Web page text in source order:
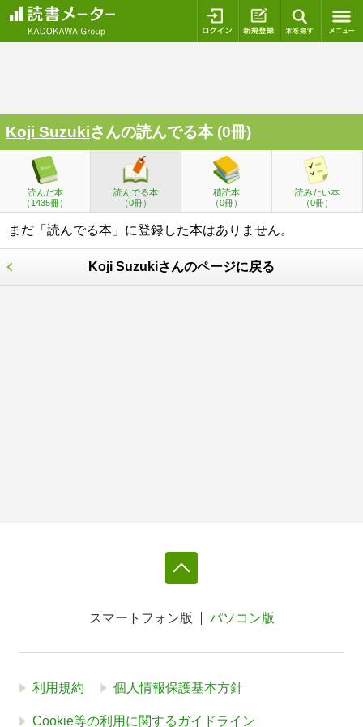
ログイン 新規登録
Koji Suzukiさんの読んでる本 (0冊)
読んだ本
（1435冊）
読んでる本
（0冊）
積読本
（0冊）
読みたい本
（0冊）
まだ「読んでる本」に登録した本はありません。
Koji Suzukiさんのページに戻る
スマートフォン版 パソコン版
利用規約 個人情報保護基本方針
Cookie等の利用に関するガイドライン